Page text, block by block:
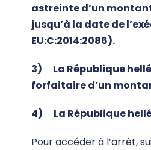
astreinte d’un
jusqu’à la date de
EU:C:2014:2086).
3) La République
forfaitaire d’un
4) La République
Pour accéder à l’arrêt,